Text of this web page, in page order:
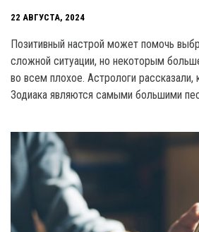
22 АВГУСТА, 2024
Позитивный настрой может помочь
сложной ситуации, но некоторым
во всем плохое. Астрологи рассказали,
Зодиака являются самыми большими